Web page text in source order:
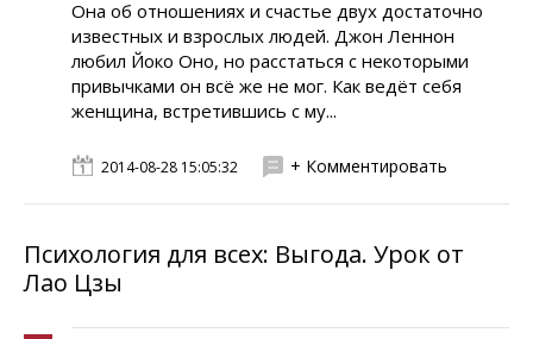
Она об отношениях и счастье двух достаточно
известных и взрослых людей. Джон Леннон
любил Йоко Оно, но расстаться с некоторыми
привычками он всё же не мог. Как ведёт себя
женщина, встретившись с му...
2014-08-28 15:05:32 + Комментировать
Психология для всех: Выгода. Урок от
Лао Цзы